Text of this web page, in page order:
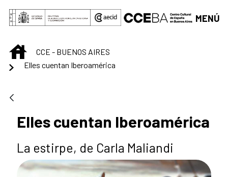
Saltar al contenido principal
MENÚ
INICIOCCE - BUENOS AIRES
Elles cuentan Iberoamérica
Elles cuentan Iberoamérica
La estirpe, de Carla Maliandi